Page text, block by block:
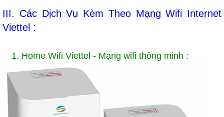
III. Các Dịch Vụ Kèm Theo Mạng Wifi Internet
Viettel :
1. Home Wifi Viettel - Mạng wifi thông minh :